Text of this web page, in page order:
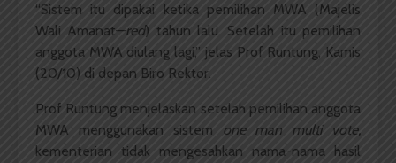
“Sistem itu dipakai ketika pemilihan MWA (Majelis
Wali Amanat—red) tahun lalu. Setelah itu pemilihan
anggota MWA diulang lagi,” jelas Prof Runtung, Kamis
(20/10) di depan Biro Rektor.
Prof Runtung menjelaskan setelah pemilihan anggota
MWA menggunakan sistem one man multi vote,
kementerian tidak mengesahkan nama-nama hasil